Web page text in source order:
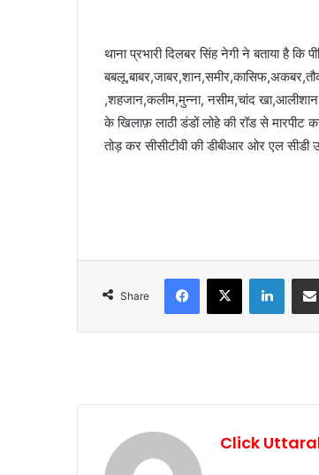
थाना प्रभारी दिलबर सिंह नेगी ने बताया है कि
,शहजान,कलीम,मुन्ना, नसीम,चांद
के खिलाफ़ लाठी डंडों लोहे की रॉड से
तोड़ कर सीसीटीवी की डीबीआर ओर एल
Share
Click